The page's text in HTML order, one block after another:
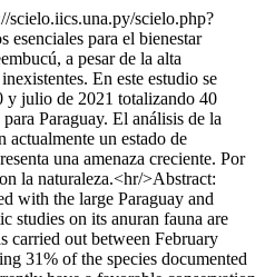
scielo.iics.una.py/scielo.php?
esenciales para el bienestar
a pesar de la alta
En este estudio se
y julio de 2021 totalizando 40
Paraguay. El análisis de la
actualmente un estado de
una amenaza creciente. Por
la naturaleza.<hr/>Abstract:
with the large Paraguay and
studies on its anuran fauna are
carried out between February
31% of the species documented